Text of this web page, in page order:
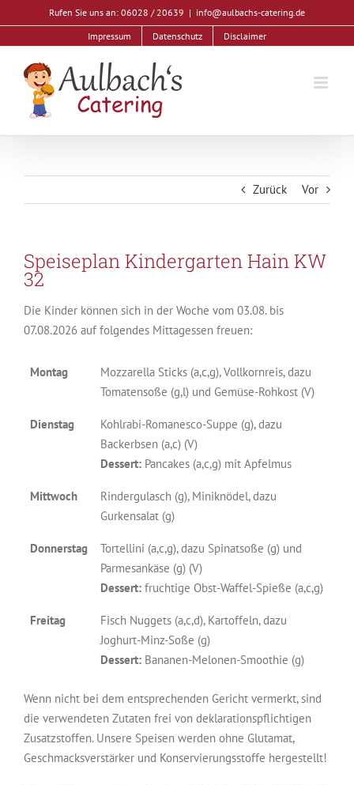
Inhalt
springen
Rufen Sie uns an: 06028 / 20639 | info@aulbachs-catering.de
Impressum
Datenschutz Disclaimer
Zurück Vor
Speiseplan Kindergarten Hain KW
32
Die Kinder können sich in der Woche vom 03.08. bis
07.08.2026 auf folgendes Mittagessen freuen:
Montag
Mozzarella Sticks (a,c,g), Vollkornreis, dazu
Tomatensoße (g,l) und Gemüse-Rohkost (V)
Dienstag
Kohlrabi-Romanesco-Suppe (g), dazu
Backerbsen (a,c) (V)
Dessert: Pancakes (a,c,g) mit Apfelmus
Mittwoch
Rindergulasch (g), Miniknödel, dazu
Gurkensalat (g)
Donnerstag
Tortellini (a,c,g), dazu Spinatsoße (g) und
Parmesankäse (g) (V)
Dessert: fruchtige Obst-Waffel-Spieße (a,c,g)
Freitag
Fisch Nuggets (a,c,d), Kartoffeln, dazu
Joghurt-Minz-Soße (g)
Dessert: Bananen-Melonen-Smoothie (g)
Wenn nicht bei dem entsprechenden Gericht vermerkt, sind
die verwendeten Zutaten frei von deklarationspflichtigen
Zusatzstoffen. Unsere Speisen werden ohne Glutamat,
Geschmacksverstärker und Konservierungsstoffe hergestellt!